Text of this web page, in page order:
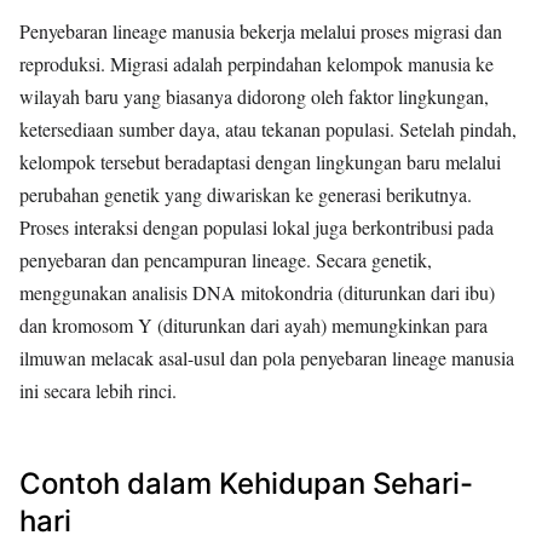
Penyebaran lineage manusia bekerja melalui proses migrasi dan
reproduksi. Migrasi adalah perpindahan kelompok manusia ke
wilayah baru yang biasanya didorong oleh faktor lingkungan,
ketersediaan sumber daya, atau tekanan populasi. Setelah pindah,
kelompok tersebut beradaptasi dengan lingkungan baru melalui
perubahan genetik yang diwariskan ke generasi berikutnya.
Proses interaksi dengan populasi lokal juga berkontribusi pada
penyebaran dan pencampuran lineage. Secara genetik,
menggunakan analisis DNA mitokondria (diturunkan dari ibu)
dan kromosom Y (diturunkan dari ayah) memungkinkan para
ilmuwan melacak asal-usul dan pola penyebaran lineage manusia
ini secara lebih rinci.
Contoh dalam Kehidupan Sehari-
hari